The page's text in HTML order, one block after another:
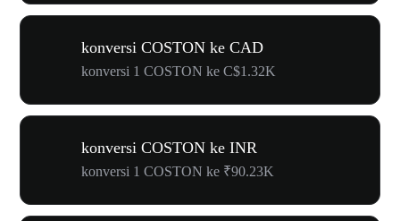
konversi COSTON ke CAD
konversi 1 COSTON ke C$1.32K
konversi COSTON ke INR
konversi 1 COSTON ke ₹90.23K